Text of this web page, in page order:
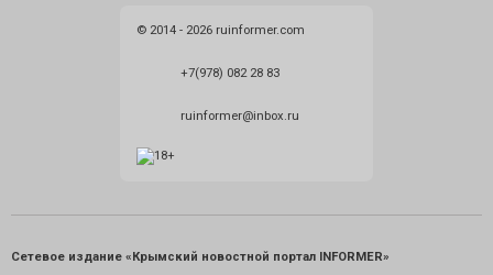
© 2014 - 2026 ruinformer.com
+7(978) 082 28 83
ruinformer@inbox.ru
Сетевое издание «Крымский новостной портал INFORMER»